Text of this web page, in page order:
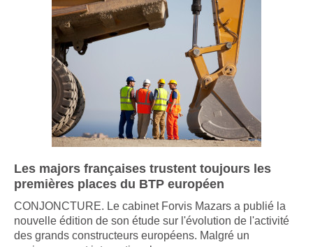
Les majors françaises trustent toujours les
premières places du BTP européen
CONJONCTURE. Le cabinet Forvis Mazars a publié la
nouvelle édition de son étude sur l'évolution de l'activité